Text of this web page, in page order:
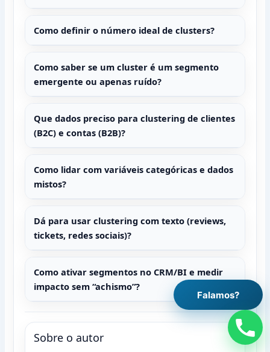
Como definir o número ideal de clusters?
Como saber se um cluster é um segmento
emergente ou apenas ruído?
Que dados preciso para clustering de clientes
(B2C) e contas (B2B)?
Como lidar com variáveis categóricas e dados
mistos?
Dá para usar clustering com texto (reviews,
tickets, redes sociais)?
Como ativar segmentos no CRM/BI e medir
impacto sem “achismo”?
Sobre o autor
Falamos?